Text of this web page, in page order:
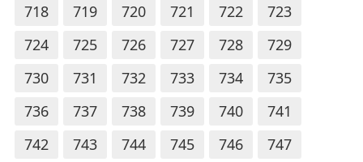
718
719 720 721 722
723
724
725 726 727 728
729
730
731 732 733 734
735
736
737 738 739 740
741
742
743 744 745 746
747